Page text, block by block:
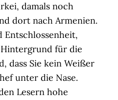
damals noch
dort nach Armenien.
Entschlossenheit,
für die
dass Sie kein Weißer
unter die Nase.
Lesern hohe